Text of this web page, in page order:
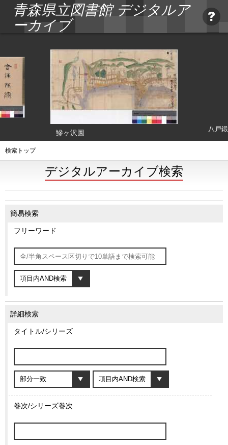
青森県立図書館 デジタルア
ーカイブ
鰺ヶ沢圖 八戸
検索トップ
デジタルアーカイブ検索
簡易検索
フリーワード
詳細検索
タイトル/シリーズ
巻次/シリーズ巻次